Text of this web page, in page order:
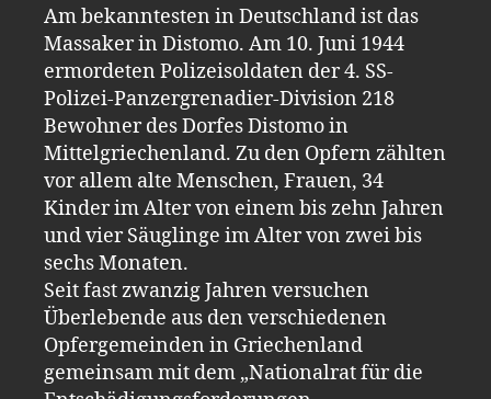
Am bekanntesten in Deutschland ist das
Massaker in Distomo. Am 10. Juni 1944
ermordeten Polizeisoldaten der 4. SS-
Polizei-Panzergrenadier-Division 218
Bewohner des Dorfes Distomo in
Mittelgriechenland. Zu den Opfern zählten
vor allem alte Menschen, Frauen, 34
Kinder im Alter von einem bis zehn Jahren
und vier Säuglinge im Alter von zwei bis
sechs Monaten.
Seit fast zwanzig Jahren versuchen
Überlebende aus den verschiedenen
Opfergemeinden in Griechenland
gemeinsam mit dem „Nationalrat für die